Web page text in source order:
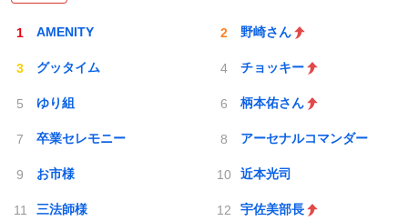
AMENITY 野崎さん
グッタイム チョッキー
ゆり組 柄本佑さん
卒業セレモニー アーセナルコマンダー
お市様 近本光司
三法師様 宇佐美部長